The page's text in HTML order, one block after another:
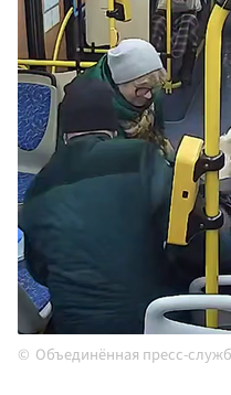
Объединённая пресс-